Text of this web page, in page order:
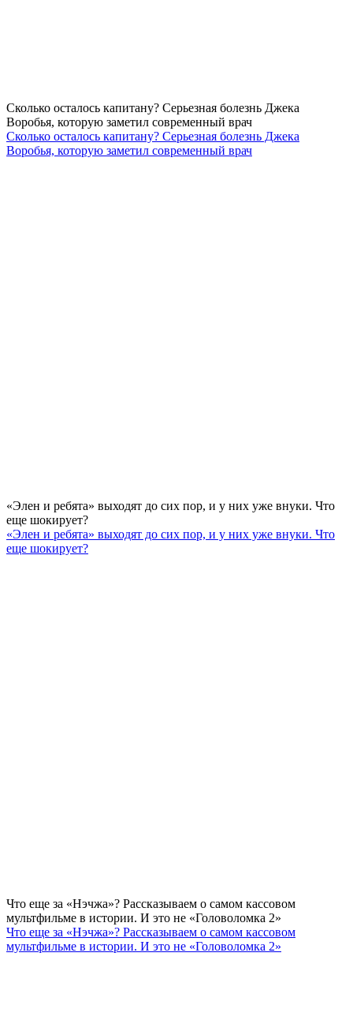
Сколько осталось капитану? Серьезная болезнь Джека
Воробья, которую заметил современный врач
Сколько осталось капитану? Серьезная болезнь Джека
Воробья, которую заметил современный врач
«Элен и ребята» выходят до сих пор, и у них уже внуки. Что
еще шокирует?
«Элен и ребята» выходят до сих пор, и у них уже внуки. Что
еще шокирует?
Что еще за «Нэчжа»? Рассказываем о самом кассовом
мультфильме в истории. И это не «Головоломка 2»
Что еще за «Нэчжа»? Рассказываем о самом кассовом
мультфильме в истории. И это не «Головоломка 2»